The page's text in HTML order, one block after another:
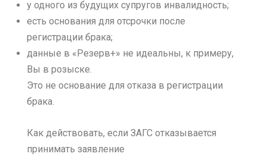
у одного из будущих супругов инвалидность;
есть основания для отсрочки после
регистрации брака;
данные в «Резерв+» не идеальны, к примеру,
Вы в розыске.
Это не основание для отказа в регистрации
брака.
Как действовать, если ЗАГС отказывается
принимать заявление